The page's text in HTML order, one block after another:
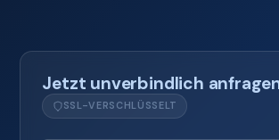
Jetzt unverbindlich
SSL-VERSCHLÜSSELT